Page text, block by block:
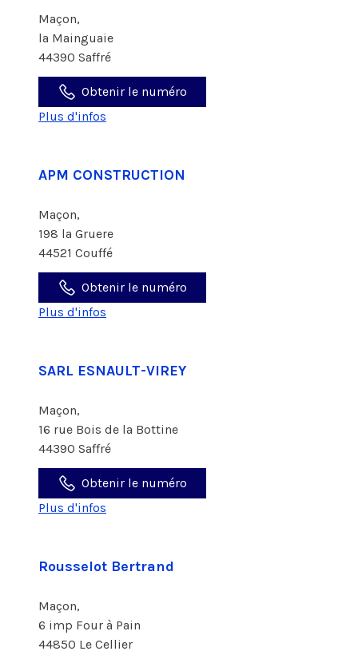
Maçon,
la Mainguaie
44390 Saffré
Obtenir le numéro
Plus d'infos
APM CONSTRUCTION
Maçon,
198 la Gruere
44521 Couffé
Obtenir le numéro
Plus d'infos
SARL ESNAULT-VIREY
Maçon,
16 rue Bois de la Bottine
44390 Saffré
Obtenir le numéro
Plus d'infos
Rousselot Bertrand
Maçon,
6 imp Four à Pain
44850 Le Cellier